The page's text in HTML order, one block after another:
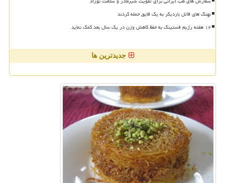
نهنگ های قاتل باردیگر به یک قایق حمله کردند
۱۲ هفته رژیم فستینگ به حفظ کاهش وزن در یک سال بعد کمک نماید
جدیدترین ها